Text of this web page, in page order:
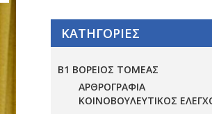
ΚΑΤΗΓΟΡΙΕΣ
Β1 ΒΟΡΕΙΟΣ ΤΟΜΕΑΣ
ΑΡΘΡΟΓΡΑΦΙΑ
ΚΟΙΝΟΒΟΥΛΕΥΤΙΚΟΣ